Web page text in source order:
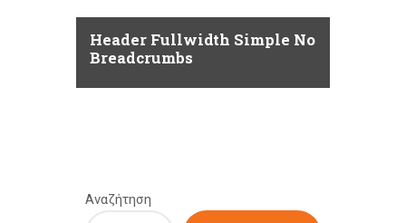
Header Fullwidth Simple No
Breadcrumbs
Αναζήτηση